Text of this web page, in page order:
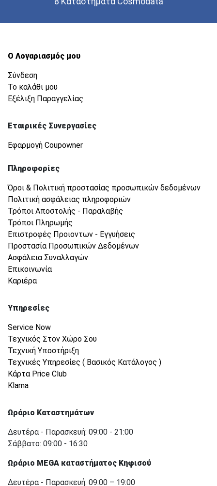
Ο Λογαριασμός μου
Σύνδεση
Το καλάθι μου
Εξέλιξη Παραγγελίας
Εταιρικές Συνεργασίες
Εφαρμογή Coupowner
Πληροφορίες
Όροι & Πολιτική προστασίας προσωπικών δεδομένων
Πολιτική ασφάλειας πληροφοριών
Τρόποι Αποστολής - Παραλαβής
Τρόποι Πληρωμής
Επιστροφές Προιοντων - Εγγυήσεις
Προστασία Προσωπικών Δεδομένων
Ασφάλεια Συναλλαγών
Επικοινωνία
Καριέρα
Υπηρεσίες
Service Now
Τεχνικός Στον Χώρο Σου
Τεχνική Υποστήριξη
Τεχνικές Υπηρεσίες ( Βασικός Κατάλογος )
Κάρτα Price Club
Klarna
Ωράριο Καταστημάτων
Δευτέρα - Παρασκευή: 09:00 - 21:00
Σάββατο: 09:00 - 16:30
Ωράριο MEGA καταστήματος Κηφισού
Δευτέρα - Παρασκευή: 09:00 – 19:00